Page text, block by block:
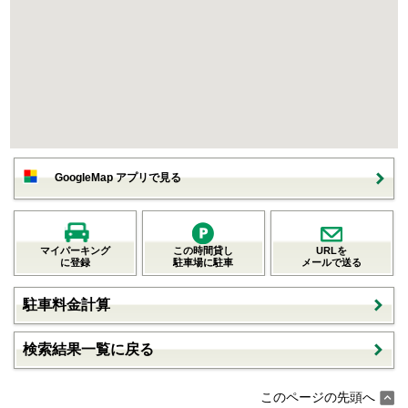
GoogleMap アプリで見る
マイパーキング
に登録
この時間貸し
駐車場に駐車
URLを
メールで送る
駐車料金計算
検索結果一覧に戻る
このページの先頭へ